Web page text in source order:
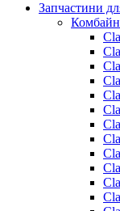
Запчастини